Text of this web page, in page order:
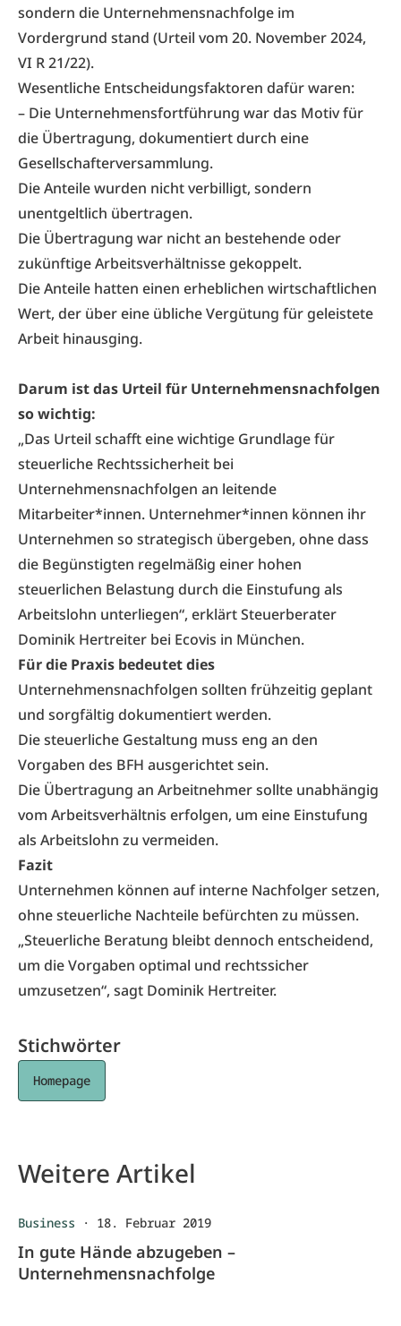
sondern die Unternehmensnachfolge im
Vordergrund stand (Urteil vom 20. November 2024,
VI R 21/22).
Wesentliche Entscheidungsfaktoren dafür waren:
– Die Unternehmensfortführung war das Motiv für
die Übertragung, dokumentiert durch eine
Gesellschafterversammlung.
Die Anteile wurden nicht verbilligt, sondern
unentgeltlich übertragen.
Die Übertragung war nicht an bestehende oder
zukünftige Arbeitsverhältnisse gekoppelt.
Die Anteile hatten einen erheblichen wirtschaftlichen
Wert, der über eine übliche Vergütung für geleistete
Arbeit hinausging.
Darum ist das Urteil für Unternehmensnachfolgen
so wichtig:
„Das Urteil schafft eine wichtige Grundlage für
steuerliche Rechtssicherheit bei
Unternehmensnachfolgen an leitende
Mitarbeiter*innen. Unternehmer*innen können ihr
Unternehmen so strategisch übergeben, ohne dass
die Begünstigten regelmäßig einer hohen
steuerlichen Belastung durch die Einstufung als
Arbeitslohn unterliegen“, erklärt Steuerberater
Dominik Hertreiter bei Ecovis in München.
Für die Praxis bedeutet dies
Unternehmensnachfolgen sollten frühzeitig geplant
und sorgfältig dokumentiert werden.
Die steuerliche Gestaltung muss eng an den
Vorgaben des BFH ausgerichtet sein.
Die Übertragung an Arbeitnehmer sollte unabhängig
vom Arbeitsverhältnis erfolgen, um eine Einstufung
als Arbeitslohn zu vermeiden.
Fazit
Unternehmen können auf interne Nachfolger setzen,
ohne steuerliche Nachteile befürchten zu müssen.
„Steuerliche Beratung bleibt dennoch entscheidend,
um die Vorgaben optimal und rechtssicher
umzusetzen“, sagt Dominik Hertreiter.
Stichwörter
Homepage
Weitere Artikel
Business · 18. Februar 2019
In gute Hände abzugeben –
Unternehmensnachfolge